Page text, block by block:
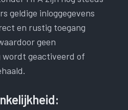
geldige inloggegevens
en rustig toegang
geen
geactiveerd of